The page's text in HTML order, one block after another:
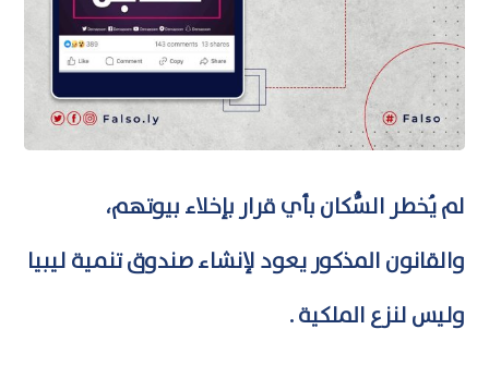
لم يُخطر السٌُكان بأي قرار بإخلاء بيوتهم،
والقانون المذكور يعود لإنشاء صندوق تنمية ليبيا
وليس لنزع الملكية .